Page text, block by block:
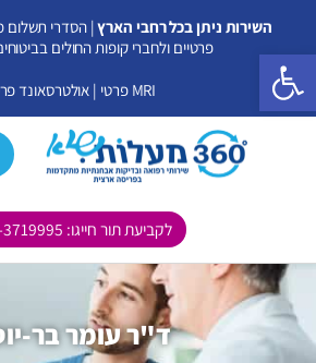
השירות ניתן בכל רחבי הארץ| הסדרי תשלום
פרטיים ולחברי קופות החולים
MRI פרטי | אולטרסאונד
לקביעת תור חייגו: 072-3719995
ד"ר עומר בר-
פתח סרגל נגישות